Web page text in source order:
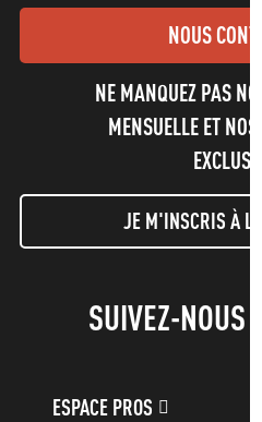
NOUS
NE MANQUEZ PAS
MENSUELLE ET NOS
JE M'INSCRIS À LA
SUIVEZ-NOUS !
ESPACE PROS